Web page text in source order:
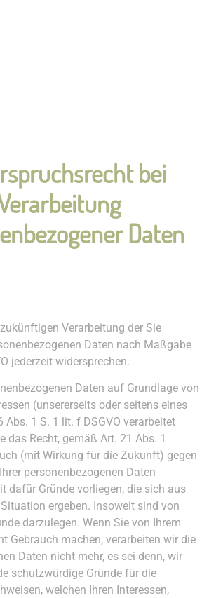
bei
Daten
Verarbeitung der Sie
Daten nach Maßgabe
jederzeit widersprechen.
Daten auf Grundlage von
(unsererseits oder seitens eines
Abs. 1 S. 1 lit. f DSGVO verarbeitet
das Recht, gemäß Art. 21 Abs. 1
(mit Wirkung für die Zukunft) gegen
personenbezogenen Daten
dafür Gründe vorliegen, die sich aus
Situation ergeben. Insoweit sind von
darzulegen. Wenn Sie von Ihrem
Gebrauch machen, verarbeiten wir die
Daten nicht mehr, es sei denn, wir
schutzwürdige Gründe für die
welchen Ihren Interessen,